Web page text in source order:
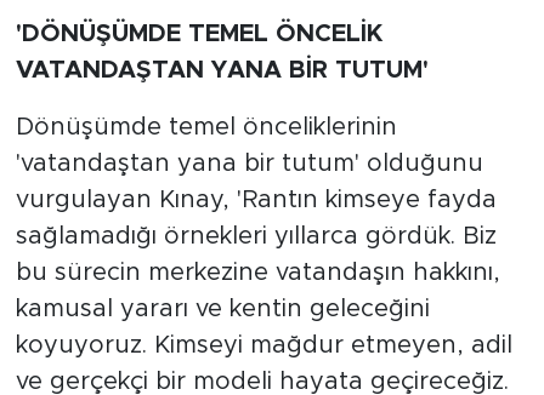
'DÖNÜŞÜMDE TEMEL ÖNCELİK
VATANDAŞTAN YANA BİR TUTUM'
Dönüşümde temel önceliklerinin
'vatandaştan yana bir tutum' olduğunu
vurgulayan Kınay, 'Rantın kimseye fayda
sağlamadığı örnekleri yıllarca gördük. Biz
bu sürecin merkezine vatandaşın hakkını,
kamusal yararı ve kentin geleceğini
koyuyoruz. Kimseyi mağdur etmeyen, adil
ve gerçekçi bir modeli hayata geçireceğiz.